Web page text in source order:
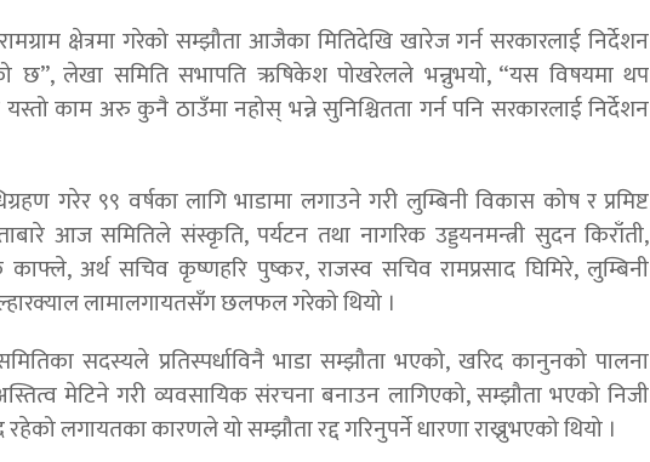
क्षेत्रमा गरेको सम्झौता आजैका मितिदेखि खारेज गर्न सरकारलाई निर्देशन
छ”, लेखा समिति सभापति ऋषिकेश पोखरेलले भन्नुभयो, “यस विषयमा थप
काम अरु कुनै ठाउँमा नहोस् भन्ने सुनिश्चितता गर्न पनि सरकारलाई निर्देशन
गरेर ९९ वर्षका लागि भाडामा लगाउने गरी लुम्बिनी विकास कोष र प्रमिष्ट
आज समितिले संस्कृति, पर्यटन तथा नागरिक उड्डयनमन्त्री सुदन किराँती,
अर्थ सचिव कृष्णहरि पुष्कर, राजस्व सचिव रामप्रसाद घिमिरे, लुम्बिनी
लामालगायतसँग छलफल गरेको थियो ।
सदस्यले प्रतिस्पर्धाविनै भाडा सम्झौता भएको, खरिद कानुनको पालना
मेटिने गरी व्यवसायिक संरचना बनाउन लागिएको, सम्झौता भएको निजी
रहेको लगायतका कारणले यो सम्झौता रद्द गरिनुपर्ने धारणा राख्नुभएको थियो ।